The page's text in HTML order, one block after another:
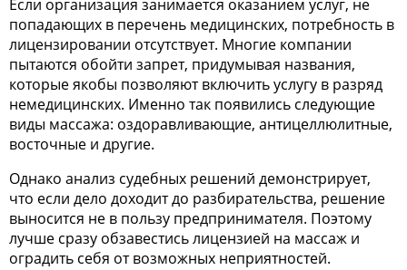
Если организация занимается оказанием услуг, не
попадающих в перечень медицинских, потребность в
лицензировании отсутствует. Многие компании
пытаются обойти запрет, придумывая названия,
которые якобы позволяют включить услугу в разряд
немедицинских. Именно так появились следующие
виды массажа: оздоравливающие, антицеллюлитные,
восточные и другие.
Однако анализ судебных решений демонстрирует,
что если дело доходит до разбирательства, решение
выносится не в пользу предпринимателя. Поэтому
лучше сразу обзавестись лицензией на массаж и
оградить себя от возможных неприятностей.